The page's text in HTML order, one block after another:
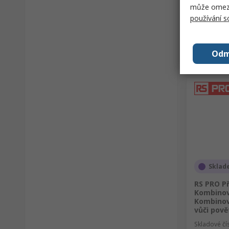
RS PRO
vůči
Skladové
může
používání